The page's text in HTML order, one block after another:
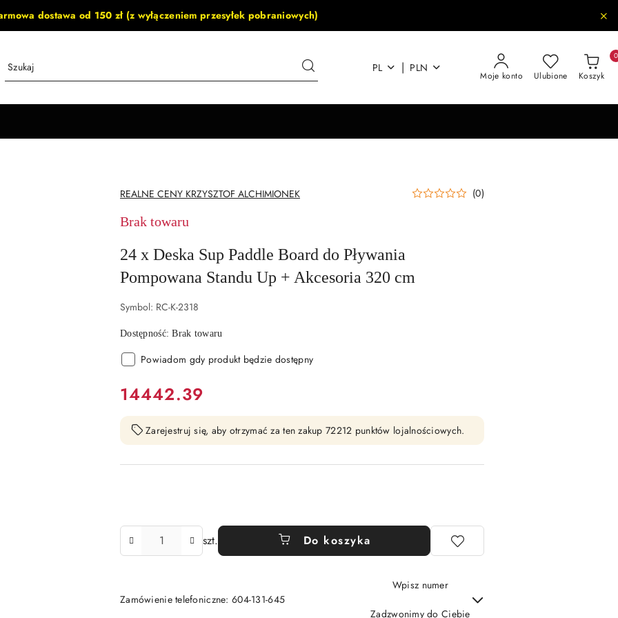
dostawa od 150 zł (z wyłączeniem przesyłek pobraniowych)
PL | PLN
Moje konto Ulubione Koszyk
0
NAZWA
PRODUCENTA:
REALNE CENY KRZYSZTOF ALCHIMIONEK (0)
Brak towaru
24 x Deska Sup Paddle Board do Pływania
Pompowana Standu Up + Akcesoria 320 cm
Symbol: RC-K-2318
Dostępność:Brak towaru
Powiadom gdy produkt będzie dostępny
cena:
14442.39
Zarejestruj się, aby otrzymać za ten zakup 72212 punktów lojalnościowych.
szt. Do koszyka
Zamówienie telefoniczne: 604-131-645
Wpisz numer
Zadzwonimy do Ciebie